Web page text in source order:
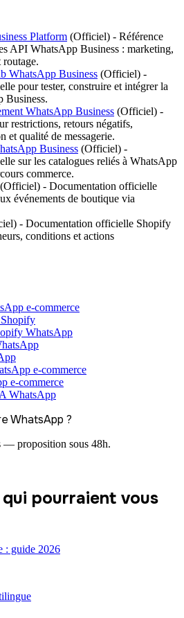
Platform (Officiel) - Référence
API WhatsApp Business : marketing,
routage.
WhatsApp Business (Officiel) -
pour tester, construire et intégrer la
Business.
WhatsApp Business (Officiel) -
restrictions, retours négatifs,
et qualité de messagerie.
Business (Officiel) -
sur les catalogues reliés à WhatsApp
commerce.
(Officiel) - Documentation officielle
événements de boutique via
) - Documentation officielle Shopify
conditions et actions
e-commerce
WhatsApp
e-commerce
e-commerce
WhatsApp
WhatsApp ?
— proposition sous 48h.
pourraient vous
: guide 2026